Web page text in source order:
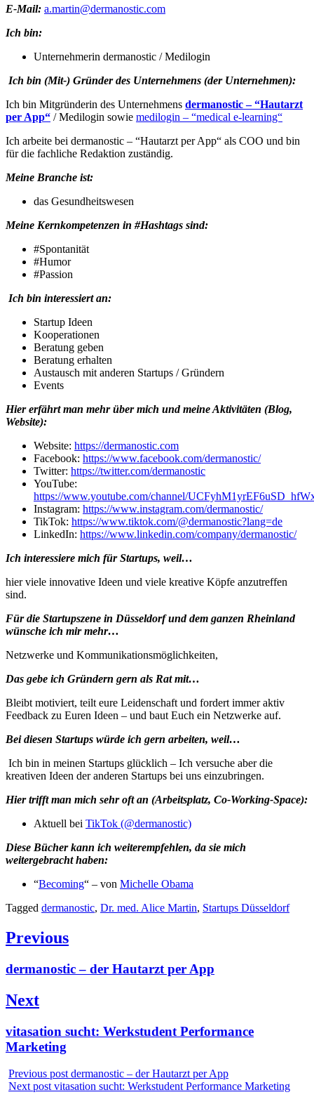
E-Mail: a.martin@dermanostic.com
Ich bin:
Unternehmerin dermanostic / Medilogin
Ich bin (Mit-) Gründer des Unternehmens (der Unternehmen):
Ich bin Mitgründerin des Unternehmens dermanostic – “Hautarzt
per App“ / Medilogin sowie medilogin – “medical e-learning“
Ich arbeite bei dermanostic – “Hautarzt per App“ als COO und bin
für die fachliche Redaktion zuständig.
Meine Branche ist:
das Gesundheitswesen
Meine Kernkompetenzen in #Hashtags sind:
#Spontanität
#Humor
#Passion
Ich bin interessiert an:
Startup Ideen
Kooperationen
Beratung geben
Beratung erhalten
Austausch mit anderen Startups / Gründern
Events
Hier erfährt man mehr über mich und meine Aktivitäten (Blog,
Website):
Website: https://dermanostic.com
Facebook: https://www.facebook.com/dermanostic/
Twitter: https://twitter.com/dermanostic
YouTube:
https://www.youtube.com/channel/
Instagram: https://www.instagram.com/dermanostic/
TikTok: https://www.tiktok.com/@dermanostic?lang=de
LinkedIn: https://www.linkedin.com/company/dermanostic/
Ich interessiere mich für Startups, weil…
hier viele innovative Ideen und viele kreative Köpfe anzutreffen
sind.
Für die Startupszene in Düsseldorf und dem ganzen Rheinland
wünsche ich mir mehr…
Netzwerke und Kommunikationsmöglichkeiten,
Das gebe ich Gründern gern als Rat mit…
Bleibt motiviert, teilt eure Leidenschaft und fordert immer aktiv
Feedback zu Euren Ideen – und baut Euch ein Netzwerke auf.
Bei diesen Startups würde ich gern arbeiten, weil…
Ich bin in meinen Startups glücklich – Ich versuche aber die
kreativen Ideen der anderen Startups bei uns einzubringen.
Hier trifft man mich sehr oft an (Arbeitsplatz, Co-Working-Space):
Aktuell bei TikTok (@dermanostic)
Diese Bücher kann ich weiterempfehlen, da sie mich
weitergebracht haben:
“Becoming“ – von Michelle Obama
Tagged dermanostic, Dr. med. Alice Martin, Startups Düsseldorf
Beitragsnavigation
Previous
Previous
dermanostic – der Hautarzt per App
Next
Next
post:
vitasation sucht: Werkstudent Performance
Marketing
Previous post dermanostic – der Hautarzt per App
Next post vitasation sucht: Werkstudent Performance Marketing